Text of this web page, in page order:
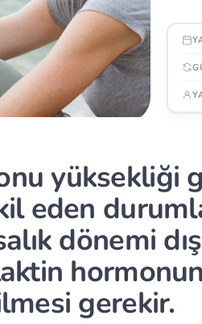
yüksekliği
eden
dönemi
gerekir.